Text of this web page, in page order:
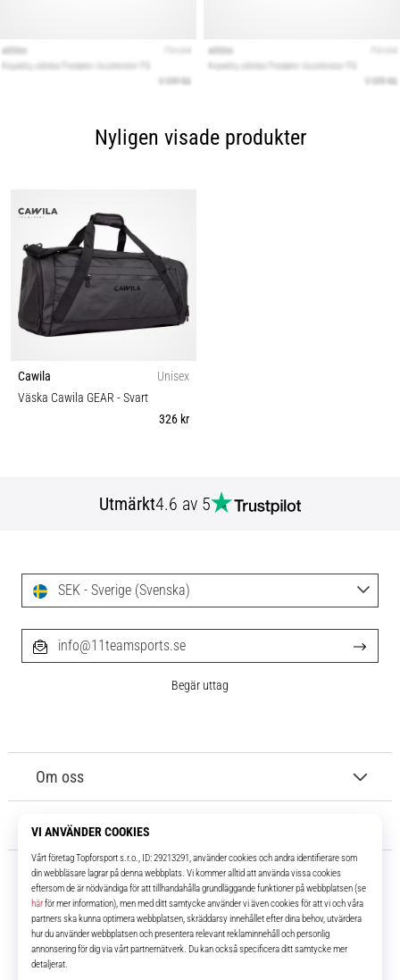
Nyligen visade produkter
Cawila
Unisex
Väska Cawila GEAR - Svart
326 kr
Utmärkt4.6 av 5
11teamsports.se
I över 16 år har vi varit dina lagkamrater, vilket ger dig de bästa och
senaste fotbollsprodukterna.
Om oss
Kundtjänst
SEK - Sverige (Svenska)
info@11teamsports.se
Begär uttag